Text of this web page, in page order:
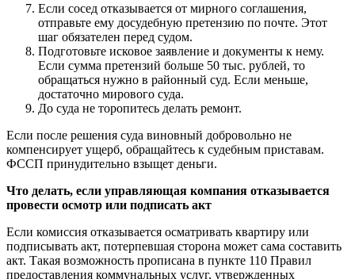
Если сосед отказывается от мирного соглашения,
отправьте ему досудебную претензию по почте. Этот
шаг обязателен перед судом.
Подготовьте исковое заявление и документы к нему.
Если сумма претензий больше 50 тыс. рублей, то
обращаться нужно в районный суд. Если меньше,
достаточно мирового суда.
До суда не торопитесь делать ремонт.
Если после решения суда виновный добровольно не
компенсирует ущерб, обращайтесь к судебным приставам.
ФССП принудительно взыщет деньги.
Что делать, если управляющая компания отказывается
провести осмотр или подписать акт
Если комиссия отказывается осматривать квартиру или
подписывать акт, потерпевшая сторона может сама составить
акт. Такая возможность прописана в пункте 110 Правил
предоставления коммунальных услуг, утвержденных